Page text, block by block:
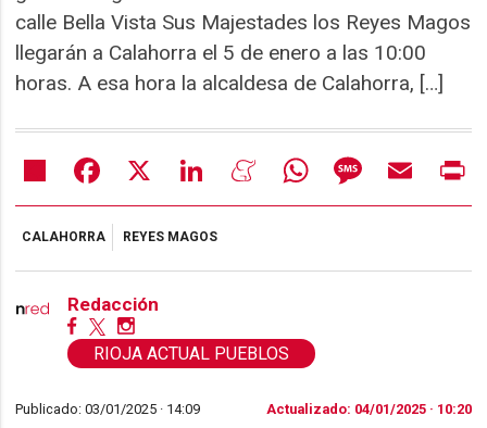
calle Bella Vista Sus Majestades los Reyes Magos
llegarán a Calahorra el 5 de enero a las 10:00
horas. A esa hora la alcaldesa de Calahorra, […]
Share Facebook LinkedIn MeneameWhatsAppMessageEmail
CALAHORRA REYES MAGOS
Redacción
RIOJA ACTUAL PUEBLOS
Publicado: 03/01/2025 · 14:09 Actualizado: 04/01/2025 · 10:20